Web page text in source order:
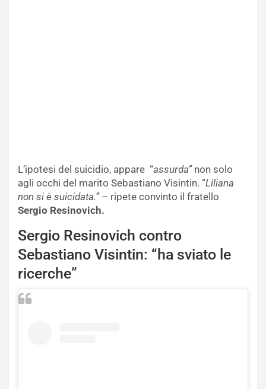
L’ipotesi del suicidio, appare “assurda” non solo
agli occhi del marito Sebastiano Visintin. “Liliana
non si è suicidata.” – ripete convinto il fratello
Sergio Resinovich.
Sergio Resinovich contro
Sebastiano Visintin: “ha sviato le
ricerche”